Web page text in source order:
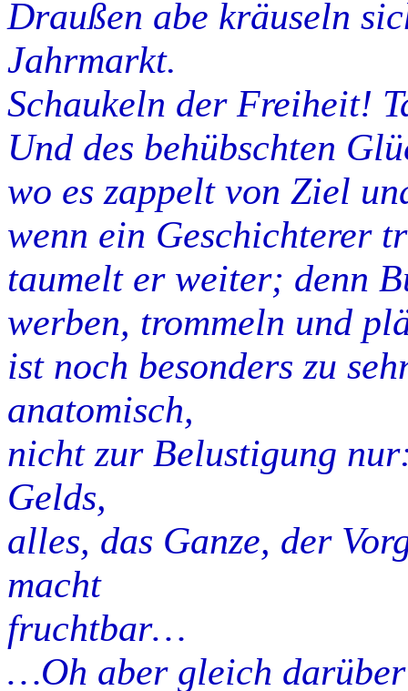
Draußen abe kräuseln
Jahrmarkt.
Schaukeln der Freiheit!
Und des behübschten
wo es zappelt von Ziel
wenn ein Geschichterer
taumelt er weiter; denn
werben, trommeln und
ist noch besonders zu
anatomisch,
nicht zur Belustigung
Gelds,
alles, das Ganze, der
macht
fruchtbar…
…Oh aber gleich